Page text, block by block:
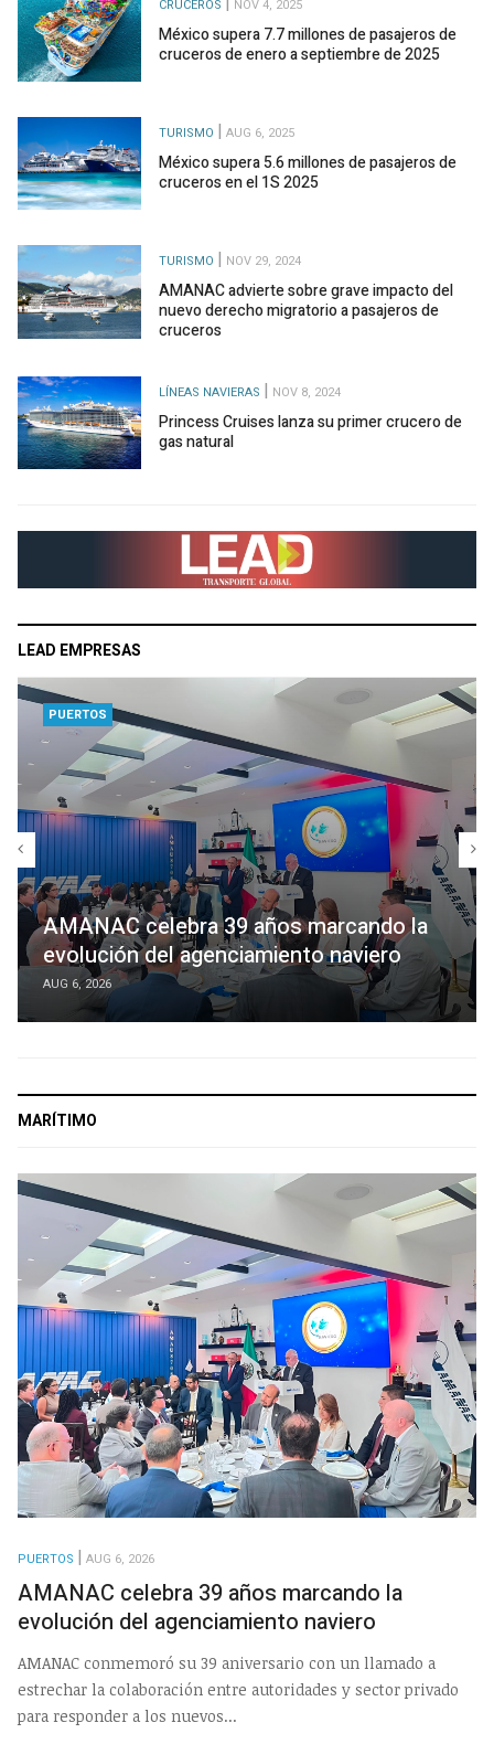
CRUCEROS NOV 4, 2025
México supera 7.7 millones de pasajeros de
cruceros de enero a septiembre de 2025
TURISMO AUG 6, 2025
México supera 5.6 millones de pasajeros de
cruceros en el 1S 2025
TURISMO NOV 29, 2024
AMANAC advierte sobre grave impacto del
nuevo derecho migratorio a pasajeros de
cruceros
LÍNEAS NAVIERAS NOV 8, 2024
Princess Cruises lanza su primer crucero de
gas natural
LEAD EMPRESAS
PUERTOS
AMANAC celebra 39 años marcando la
evolución del agenciamiento naviero
AUG 6, 2026
MARÍTIMO
PUERTOS AUG 6, 2026
AMANAC celebra 39 años marcando la
evolución del agenciamiento naviero
AMANAC conmemoró su 39 aniversario con un llamado a
estrechar la colaboración entre autoridades y sector privado
para responder a los nuevos...